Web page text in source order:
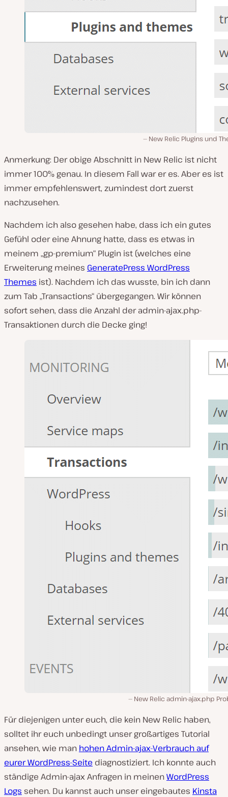
New Relic Plugins und
Anmerkung: Der obige Abschnitt in New Relic ist nicht
immer 100% genau. In diesem Fall war er es. Aber es ist
immer empfehlenswert, zumindest dort zuerst
nachzusehen.
Nachdem ich also gesehen habe, dass ich ein gutes
Gefühl oder eine Ahnung hatte, dass es etwas in
meinem „gp-premium“ Plugin ist (welches eine
Erweiterung meines GeneratePress WordPress
Themes ist). Nachdem ich das wusste, bin ich dann
zum Tab „Transactions“ übergegangen. Wir können
sofort sehen, dass die Anzahl der admin-ajax.php-
Transaktionen durch die Decke ging!
New Relic admin-ajax.php
Für diejenigen unter euch, die kein New Relic haben,
solltet ihr euch unbedingt unser großartiges Tutorial
ansehen, wie man hohen Admin-ajax-Verbrauch auf
eurer WordPress-Seite diagnostiziert. Ich konnte auch
ständige Admin-ajax Anfragen in meinenWordPress
Logs sehen. Du kannst auch unser eingebautes Kinsta